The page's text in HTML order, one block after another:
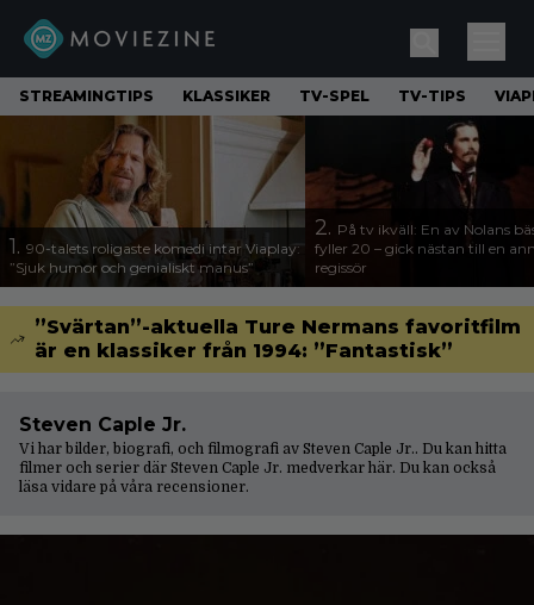
STREAMINGTIPS KLASSIKER TV-SPEL TV-TIPS
1. 90-talets roligaste komedi intar Viaplay:
”Sjuk humor och genialiskt manus”
2. På tv ikväll: En av Nolans
fyller 20 – gick nästan till en
regissör
”Svärtan”-aktuella Ture Nermans favoritfilm
är en klassiker från 1994: ”Fantastisk”
Steven Caple Jr.
Vi har bilder, biografi, och filmografi av Steven Caple Jr.. Du kan hitta
filmer och serier där Steven Caple Jr. medverkar här. Du kan också
läsa vidare på våra recensioner.